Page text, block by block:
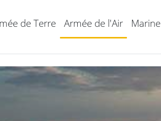
de Terre Armée de l'Air Marine